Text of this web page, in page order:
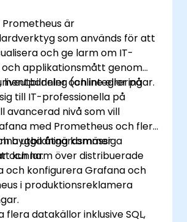
hantera hög tillgänglighet och
i en multitenant-
inklusive att konfigurera Data
Oracle RAC.
felsökningsmetoder och bästa
att underhålla en säker, effektiv
multitenant-databasmiljö.
är
som används för att
och ge larm om IT-
applikationsmått genom
och integreringar.
liveutbildning (online eller på
till IT-professionella på
avancerad nivå som vill
med Prometheus och flera
bygga åtgärdsmässiga
och larm över distribuerade
utbildning kommer
kunna:
och konfigurera Grafana och
i produktionsreklamera
flera datakällor inklusive SQL,